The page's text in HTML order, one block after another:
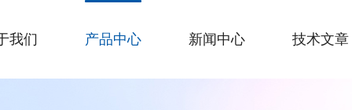
我们 产品中心 新闻中心 技术文章